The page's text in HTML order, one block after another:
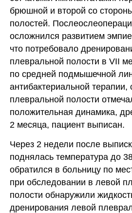
брюшной и второй со
полостей.
осложнился развитием
что потребовало
плевральной полости в VII
по средней подмышечной
антибактериальной терапии,
плевральной полости
положительная динамика,
2 месяца, пациент выписан.
Через 2 недели после
поднялась температура до
обратился в больницу по
при обследовании в левой
полости обнаружили
дренирования левой